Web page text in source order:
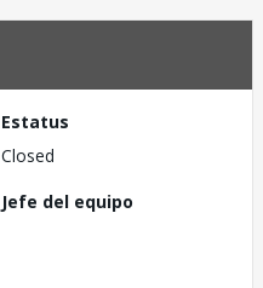
Estatus
Closed
Jefe del equipo